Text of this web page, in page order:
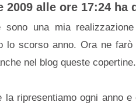
alle ore 17:24 ha
sono una mia
lo scorso anno. Ora ne
nel blog queste copertine.
la ripresentiamo ogni anno